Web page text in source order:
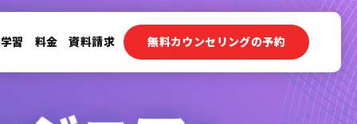
習 料金 資料請求 無料カウンセリングの予約